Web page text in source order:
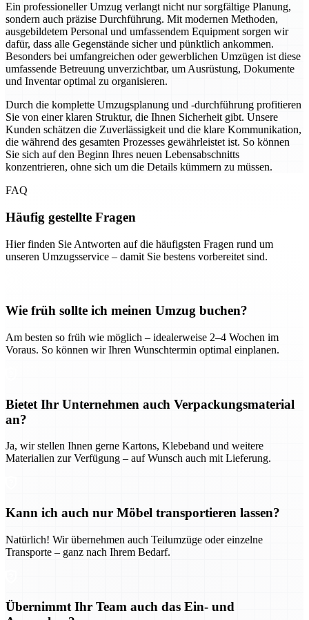
Ein professioneller Umzug verlangt nicht nur sorgfältige Planung,
sondern auch präzise Durchführung. Mit modernen Methoden,
ausgebildetem Personal und umfassendem Equipment sorgen wir
dafür, dass alle Gegenstände sicher und pünktlich ankommen.
Besonders bei umfangreichen oder gewerblichen Umzügen ist diese
umfassende Betreuung unverzichtbar, um Ausrüstung, Dokumente
und Inventar optimal zu organisieren.
Durch die komplette Umzugsplanung und -durchführung profitieren
Sie von einer klaren Struktur, die Ihnen Sicherheit gibt. Unsere
Kunden schätzen die Zuverlässigkeit und die klare Kommunikation,
die während des gesamten Prozesses gewährleistet ist. So können
Sie sich auf den Beginn Ihres neuen Lebensabschnitts
konzentrieren, ohne sich um die Details kümmern zu müssen.
FAQ
Häufig gestellte Fragen
Hier finden Sie Antworten auf die häufigsten Fragen rund um
unseren Umzugsservice – damit Sie bestens vorbereitet sind.
Wie früh sollte ich meinen Umzug buchen?
Am besten so früh wie möglich – idealerweise 2–4 Wochen im
Voraus. So können wir Ihren Wunschtermin optimal einplanen.
Bietet Ihr Unternehmen auch Verpackungsmaterial
an?
Ja, wir stellen Ihnen gerne Kartons, Klebeband und weitere
Materialien zur Verfügung – auf Wunsch auch mit Lieferung.
Kann ich auch nur Möbel transportieren lassen?
Natürlich! Wir übernehmen auch Teilumzüge oder einzelne
Transporte – ganz nach Ihrem Bedarf.
Übernimmt Ihr Team auch das Ein- und